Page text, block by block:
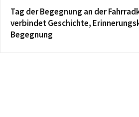
Tag der Begegnung an der
verbindet Geschichte,
Begegnung